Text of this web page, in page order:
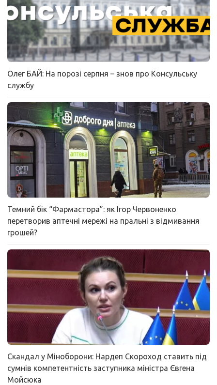
Олег БАЙ: На порозі серпня – знов про Консульську
службу
Темний бік “Фармастора”: як Ігор Червоненко
перетворив аптечні мережі на пральні з відмивання
грошей?
Скандал у Міноборони: Нардеп Скороход ставить під
сумнів компетентність заступника міністра Євгена
Мойсюка